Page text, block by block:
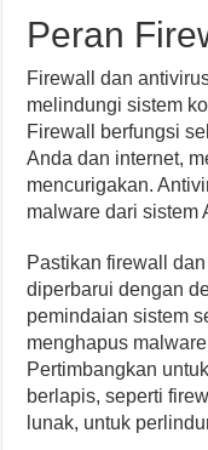
Peran
Firewall dan
melindungi sistem
Firewall berfungsi
Anda dan internet,
mencurigakan.
malware dari sistem
Pastikan firewall
diperbarui dengan
pemindaian sistem
menghapus
Pertimbangkan
berlapis, seperti
lunak, untuk